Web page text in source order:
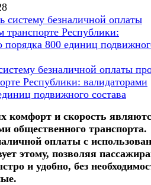
безналичной оплаты
Республики: валидаторами
подвижного состава
комфорт и скорость
общественного транспорта.
оплаты с
этому, позволяя
и удобно, без